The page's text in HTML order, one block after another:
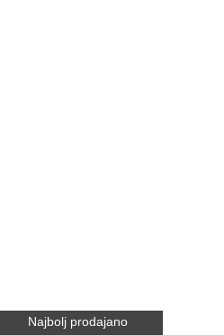
Najbolj prodajano